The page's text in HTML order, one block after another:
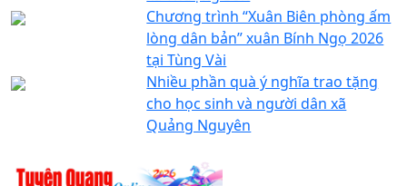
Chương trình “Xuân Biên phòng ấm
lòng dân bản” xuân Bính Ngọ 2026
tại Tùng Vài
Nhiều phần quà ý nghĩa trao tặng
cho học sinh và người dân xã
Quảng Nguyên